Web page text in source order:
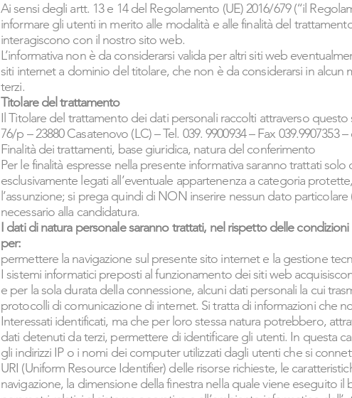
Ai sensi degli artt. 13 e 14 del Regolamento (UE) 2016/679 (“il
informare gli utenti in merito alle modalità e alle finalità del
interagiscono con il nostro sito web.
L’informativa non è da considerarsi valida per altri siti web
siti internet a dominio del titolare, che non è da considerarsi in
terzi.
Titolare del trattamento
Il Titolare del trattamento dei dati personali raccolti attraverso
76/p – 23880 Casatenovo (LC) – Tel. 039. 9900934 – Fax 039.9907353 –
Finalità dei trattamenti, base giuridica, natura del conferimento
Per le finalità espresse nella presente informativa saranno trattati
esclusivamente legati all’eventuale appartenenza a categoria
l’assunzione; si prega quindi di NON inserire nessun dato
necessario alla candidatura.
I dati di natura personale saranno trattati, nel rispetto delle
per:
permettere la navigazione sul presente sito internet e la gestione
I sistemi informatici preposti al funzionamento dei siti web
e per la sola durata della connessione, alcuni dati personali la cui
protocolli di comunicazione di internet. Si tratta di informazioni che
Interessati identificati, ma che per loro stessa natura potrebbero,
dati detenuti da terzi, permettere di identificare gli utenti. In questa
gli indirizzi IP o i nomi dei computer utilizzati dagli utenti che si
URI (Uniform Resource Identifier) delle risorse richieste, le
navigazione, la dimensione della finestra nella quale viene eseguito